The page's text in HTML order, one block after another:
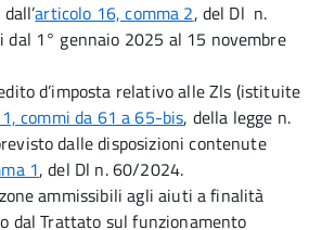
articolo 16, comma 2, del Dl n.
1° gennaio 2025 al 15 novembre
d’imposta relativo alle Zls (istituite
commi da 61 a 65-bis, della legge n.
dalle disposizioni contenute
1, del Dl n. 60/2024.
ammissibili agli aiuti a finalità
dal Trattato sul funzionamento